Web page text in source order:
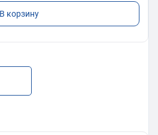
В корзину